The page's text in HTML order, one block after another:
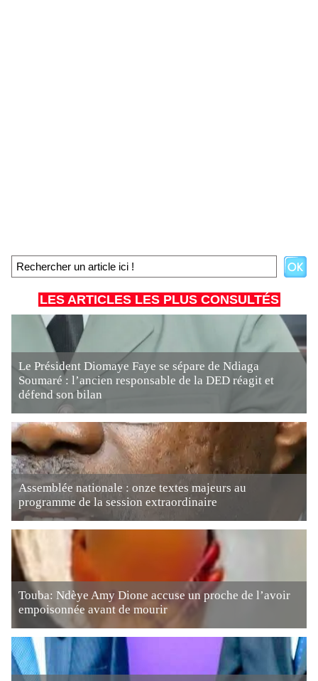
LES ARTICLES LES PLUS CONSULTÉS
Le Président Diomaye Faye se sépare de Ndiaga
Soumaré : l’ancien responsable de la DED réagit et
défend son bilan
Assemblée nationale : onze textes majeurs au
programme de la session extraordinaire
Touba: Ndèye Amy Dione accuse un proche de l’avoir
empoisonnée avant de mourir